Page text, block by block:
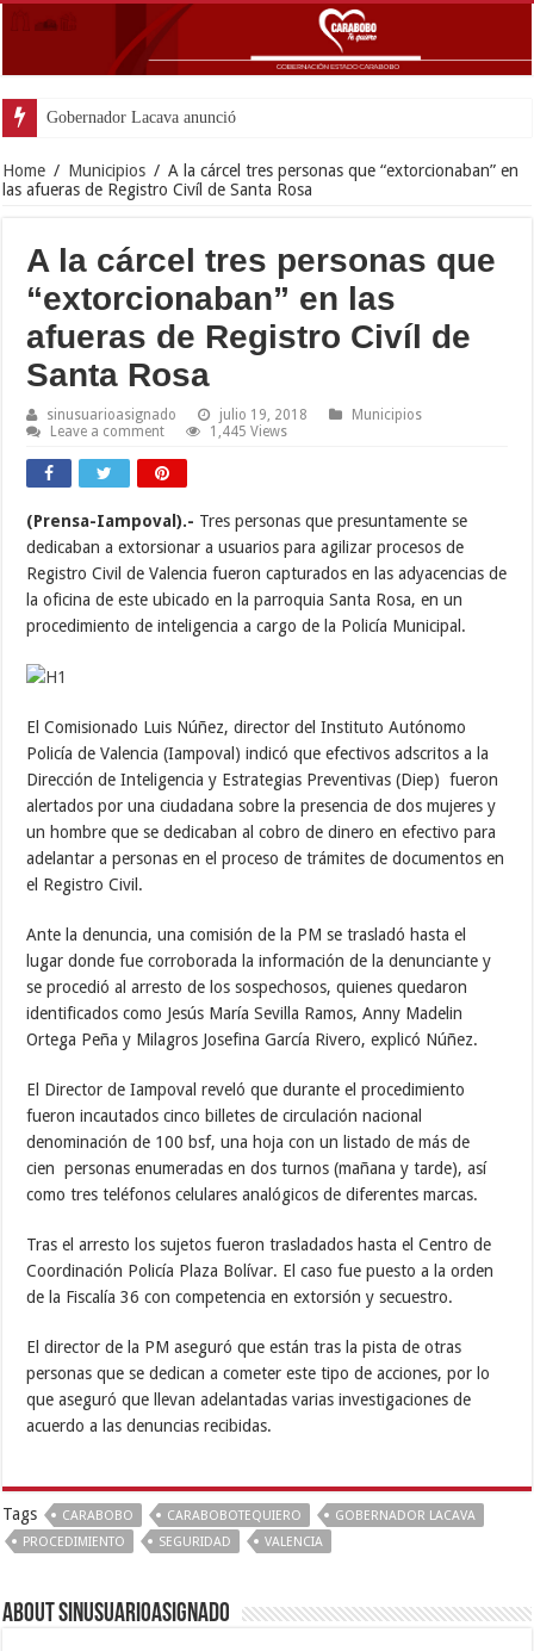
Gobernador Lacava anunció colocación de más
Home / Municipios / A la cárcel tres personas que “extorcionaban” en
las afueras de Registro Civíl de Santa Rosa
A la cárcel tres personas que
“extorcionaban” en las
afueras de Registro Civíl de
Santa Rosa
sinusuarioasignado julio 19, 2018
Municipios
Leave a comment
1,445 Views
(Prensa-Iampoval).- Tres personas que presuntamente se
dedicaban a extorsionar a usuarios para agilizar procesos de
Registro Civil de Valencia fueron capturados en las adyacencias de
la oficina de este ubicado en la parroquia Santa Rosa, en un
procedimiento de inteligencia a cargo de la Policía Municipal.
El Comisionado Luis Núñez, director del Instituto Autónomo
Policía de Valencia (Iampoval) indicó que efectivos adscritos a la
Dirección de Inteligencia y Estrategias Preventivas (Diep) fueron
alertados por una ciudadana sobre la presencia de dos mujeres y
un hombre que se dedicaban al cobro de dinero en efectivo para
adelantar a personas en el proceso de trámites de documentos en
el Registro Civil.
Ante la denuncia, una comisión de la PM se trasladó hasta el
lugar donde fue corroborada la información de la denunciante y
se procedió al arresto de los sospechosos, quienes quedaron
identificados como Jesús María Sevilla Ramos, Anny Madelin
Ortega Peña y Milagros Josefina García Rivero, explicó Núñez.
El Director de Iampoval reveló que durante el procedimiento
fueron incautados cinco billetes de circulación nacional
denominación de 100 bsf, una hoja con un listado de más de
cien personas enumeradas en dos turnos (mañana y tarde), así
como tres teléfonos celulares analógicos de diferentes marcas.
Tras el arresto los sujetos fueron trasladados hasta el Centro de
Coordinación Policía Plaza Bolívar. El caso fue puesto a la orden
de la Fiscalía 36 con competencia en extorsión y secuestro.
El director de la PM aseguró que están tras la pista de otras
personas que se dedican a cometer este tipo de acciones, por lo
que aseguró que llevan adelantadas varias investigaciones de
acuerdo a las denuncias recibidas.
Tags CARABOBO CARABOBOTEQUIERO
GOBERNADOR LACAVA
PROCEDIMIENTO
SEGURIDAD VALENCIA
About sinusuarioasignado